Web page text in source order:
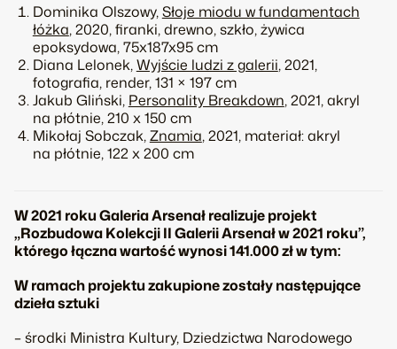
Dominika Olszowy,Słoje miodu w fundamentach
łóżka, 2020, firanki, drewno, szkło, żywica
epoksydowa, 75x187x95 cm
Diana Lelonek,Wyjście ludzi z galerii, 2021,
fotografia, render, 131 × 197 cm
Jakub Gliński, Personality Breakdown, 2021, akryl
na płótnie, 210 x 150 cm
Mikołaj Sobczak,Znamia, 2021, materiał: akryl
na płótnie, 122 x 200 cm
W 2021 roku Galeria Arsenał realizuje projekt
„Rozbudowa Kolekcji II Galerii Arsenał w 2021 roku”,
którego łączna wartość wynosi 141.000 zł w tym:
W ramach projektu zakupione zostały następujące
dzieła sztuki
– środki Ministra Kultury, Dziedzictwa Narodowego